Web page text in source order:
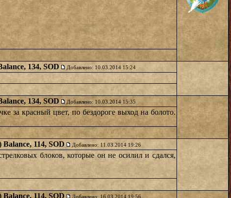
134, SOD Добавлено: 10.03.2014 15:24
134, SOD Добавлено: 10.03.2014 15:35
за красный цвет, по бездороге выход на болото.
114, SOD Добавлено: 11.03.2014 19:26
блоков, которые он не осилил и сдался,
114, SOD Добавлено: 16.03.2014 19:56